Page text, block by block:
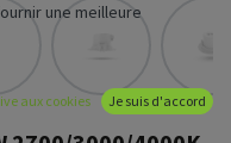
une meilleure
aux cookies Je suis d'accord